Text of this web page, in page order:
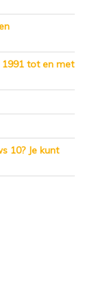
1991 tot en met
10? Je kunt